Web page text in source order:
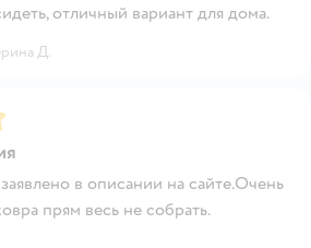
отличный вариант для дома.
Д.
в описании на сайте.Очень
прям весь не собрать.